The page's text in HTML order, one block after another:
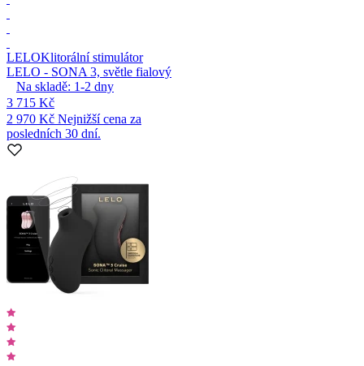
LELOKlitorální stimulátor
LELO - SONA 3, světle fialový
Na skladě: 1-2 dny
3 715 Kč
2 970 Kč Nejnižší cena za
posledních 30 dní.